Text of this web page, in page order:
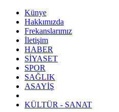
Künye
Hakkımızda
Frekanslarımız
İletişim
HABER
SİYASET
SPOR
SAĞLIK
ASAYİŞ
KÜLTÜR - SANAT